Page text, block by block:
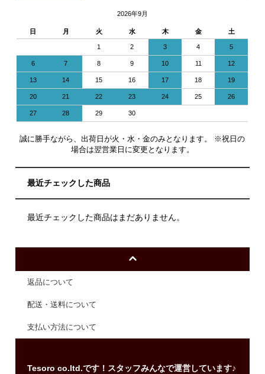
2026年9月
日 月 火 水 木 金 土
1 2 3 4 5
6 7 8 9 10 11 12
13 14 15 16 17 18 19
20 21 22 23 24 25 26
27 28 29 30
誠に勝手ながら、出荷日が火・水・金のみとなります。 ※祝日の
場合は翌営業日に変更となります。
最近チェックした商品
最近チェックした商品はまだありません。
返品について
配送・送料について
支払い方法について
Tesoro co.ltd.です！スタッフみんなで運営しています♪